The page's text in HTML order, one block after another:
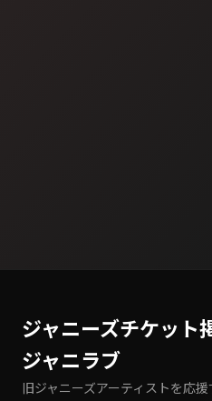
ジャニーズチケット
ジャニラブ
旧ジャニーズアーティストを応